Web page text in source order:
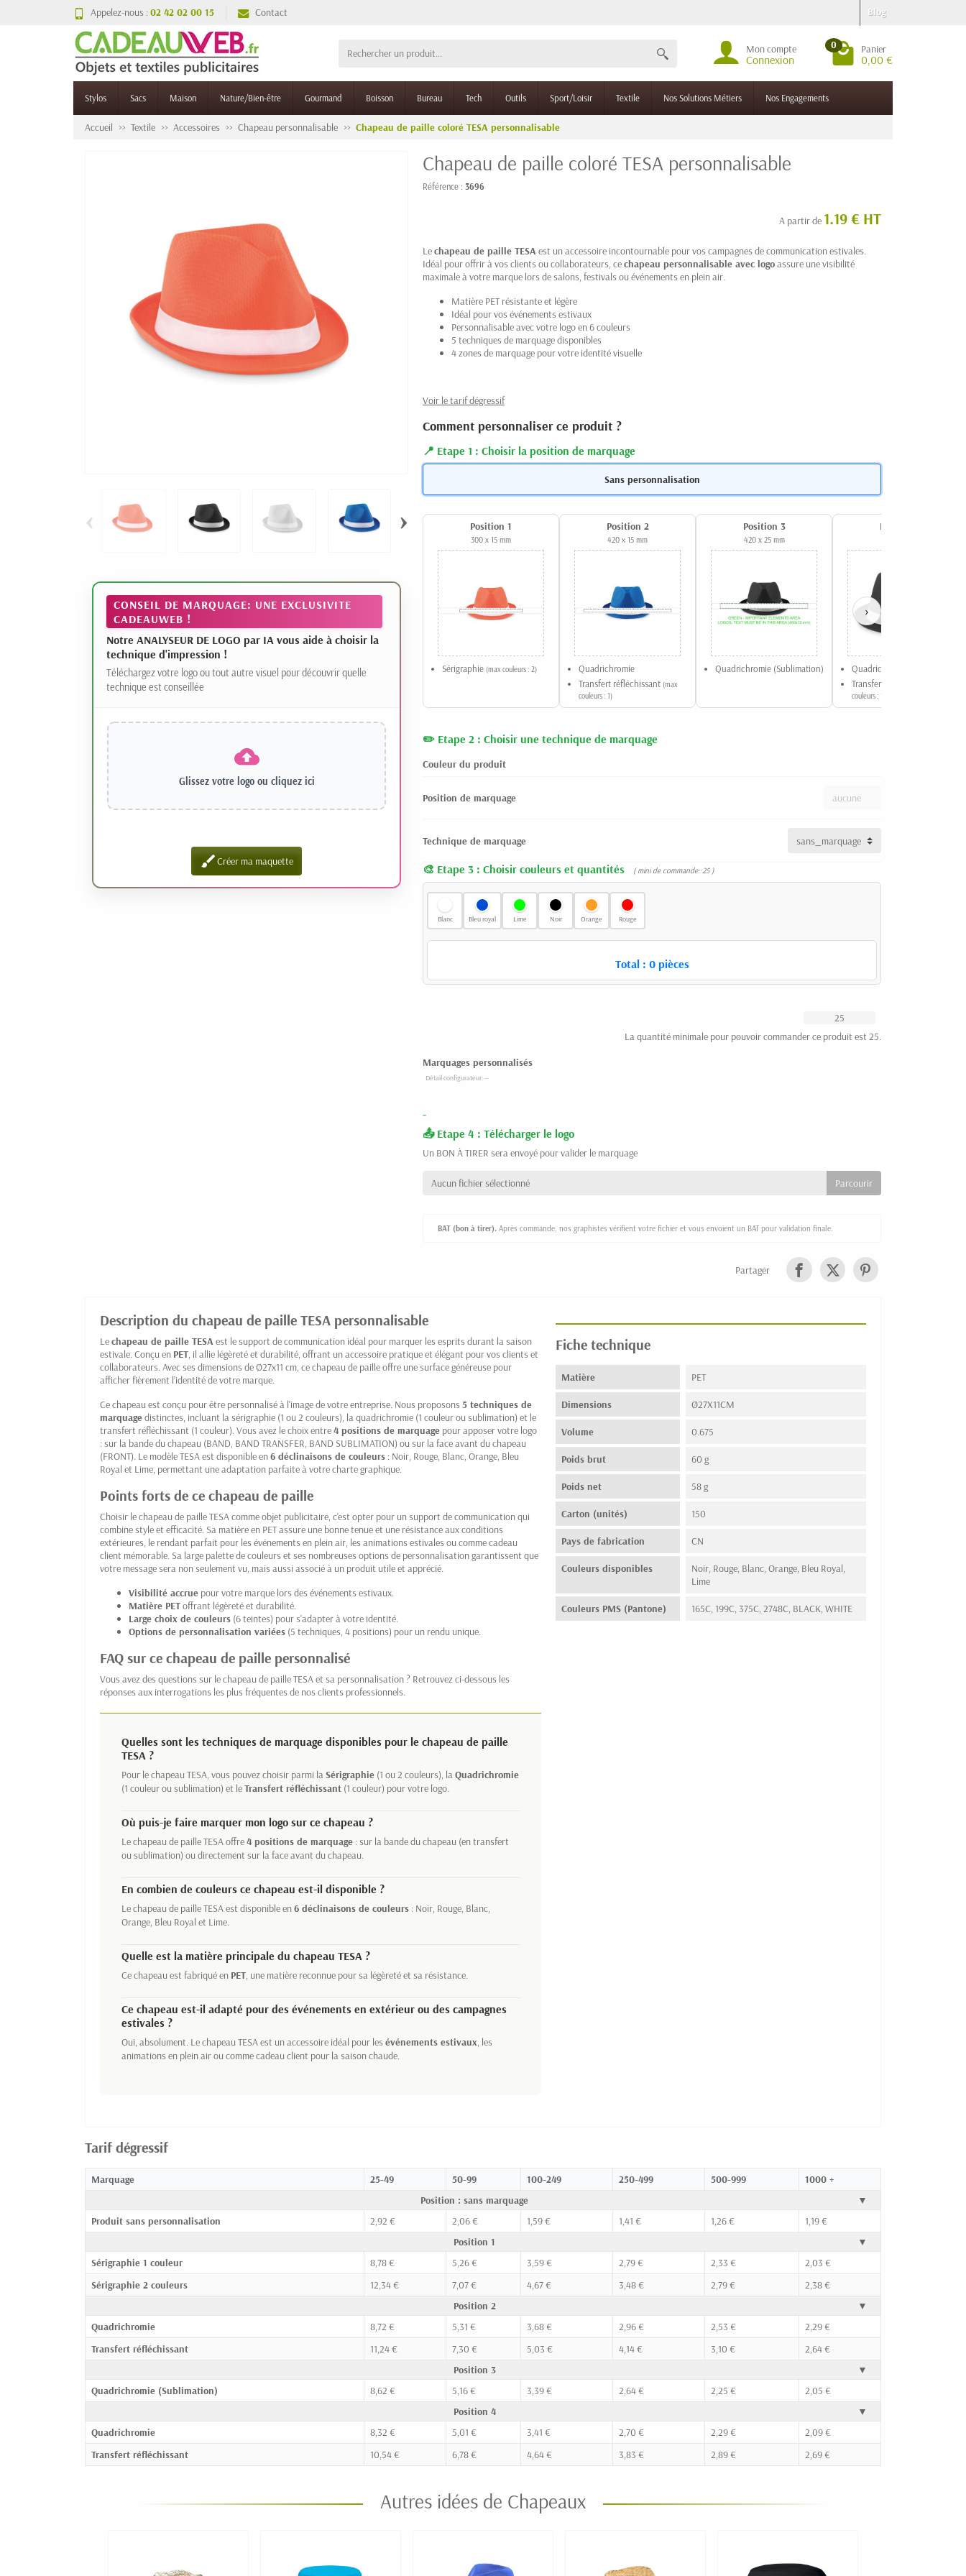
Appelez-nous :02 42 02 00 15 Contact Blog
Mon compte
Connexion
0 Panier
0,00 €
Stylos Sacs Maison Nature/Bien-être Gourmand Boisson Bureau Tech Outils Sport/Loisir Textile Nos Solutions Métiers Nos Engagements
Accueil Textile Accessoires Chapeau personnalisable Chapeau de paille coloré TESA personnalisable
‹ ›
CONSEIL DE MARQUAGE: UNE EXCLUSIVITE
CADEAUWEB !
Notre ANALYSEUR DE LOGO par IA vous aide à choisir la
technique d'impression !
Téléchargez votre logo ou tout autre visuel pour découvrir quelle
technique est conseillée
Glissez votre logo ou cliquez ici
brushCréer ma maquette
Chapeau de paille coloré TESA personnalisable
Référence : 3696
A partir de 1.19 € HT
Lechapeau de paille TESA est un accessoire incontournable pour vos campagnes de communication estivales.
Idéal pour offrir à vos clients ou collaborateurs, cechapeau personnalisable avec logoassure une visibilité
maximale à votre marque lors de salons, festivals ou événements en plein air.
Matière PET résistante et légère
Idéal pour vos événements estivaux
Personnalisable avec votre logo en 6 couleurs
5 techniques de marquage disponibles
4 zones de marquage pour votre identité visuelle
Voir le tarif dégressif
Comment personnaliser ce produit ?
Etape 1 : Choisir la position de marquage
Sans personnalisation
Position 1
300 x 15 mm
Sérigraphie (max couleurs : 2)
Position 2
420 x 15 mm
Quadrichromie
Transfert réfléchissant (max
couleurs : 1)
Position 3
420 x 25 mm
Quadrichromie (Sublimation)
Position 4
Quadrichromie
Transfert réfléchissant
couleurs : 1)
›
Etape 2 : Choisir une technique de marquage
Couleur du produit
Position de marquage
Technique de marquage
Etape 3 : Choisir couleurs et quantités ( mini de commande: 25 )
Blanc Bleu royal Lime Noir Orange Rouge
Total : 0pièces
La quantité minimale pour pouvoir commander ce produit est 25.
Marquages personnalisés
-
Etape 4 : Télécharger le logo
Un BON À TIRER sera envoyé pour valider le marquage
Aucun fichier sélectionné
BAT (bon à tirer). Après commande, nos graphistes vérifient votre fichier et vous envoient un BAT pour validation finale.
Partager
Description du chapeau de paille TESA personnalisable
Lechapeau de paille TESA est le support de communication idéal pour marquer les esprits durant la saison
estivale. Conçu en PET, il allie légèreté et durabilité, offrant un accessoire pratique et élégant pour vos clients et
collaborateurs. Avec ses dimensions de Ø27x11 cm, ce chapeau de paille offre une surface généreuse pour
afficher fièrement l'identité de votre marque.
Ce chapeau est conçu pour être personnalisé à l'image de votre entreprise. Nous proposons5 techniques de
marquagedistinctes, incluant la sérigraphie (1 ou 2 couleurs), la quadrichromie (1 couleur ou sublimation) et le
transfert réfléchissant (1 couleur). Vous avez le choix entre4 positions de marquage pour apposer votre logo
: sur la bande du chapeau (BAND, BAND TRANSFER, BAND SUBLIMATION) ou sur la face avant du chapeau
(FRONT). Le modèle TESA est disponible en6 déclinaisons de couleurs : Noir, Rouge, Blanc, Orange, Bleu
Royal et Lime, permettant une adaptation parfaite à votre charte graphique.
Points forts de ce chapeau de paille
Choisir le chapeau de paille TESA comme objet publicitaire, c'est opter pour un support de communication qui
combine style et efficacité. Sa matière en PET assure une bonne tenue et une résistance aux conditions
extérieures, le rendant parfait pour les événements en plein air, les animations estivales ou comme cadeau
client mémorable. Sa large palette de couleurs et ses nombreuses options de personnalisation garantissent que
votre message sera non seulement vu, mais aussi associé à un produit utile et apprécié.
Visibilité accrue pour votre marque lors des événements estivaux.
Matière PEToffrant légèreté et durabilité.
Large choix de couleurs (6 teintes) pour s'adapter à votre identité.
Options de personnalisation variées (5 techniques, 4 positions) pour un rendu unique.
FAQ sur ce chapeau de paille personnalisé
Vous avez des questions sur le chapeau de paille TESA et sa personnalisation ? Retrouvez ci-dessous les
réponses aux interrogations les plus fréquentes de nos clients professionnels.
Quelles sont les techniques de marquage disponibles pour le chapeau de paille
TESA ?
Pour le chapeau TESA, vous pouvez choisir parmi laSérigraphie (1 ou 2 couleurs), laQuadrichromie
(1 couleur ou sublimation) et leTransfert réfléchissant (1 couleur) pour votre logo.
Où puis-je faire marquer mon logo sur ce chapeau ?
Le chapeau de paille TESA offre4 positions de marquage : sur la bande du chapeau (en transfert
ou sublimation) ou directement sur la face avant du chapeau.
En combien de couleurs ce chapeau est-il disponible ?
Le chapeau de paille TESA est disponible en6 déclinaisons de couleurs : Noir, Rouge, Blanc,
Orange, Bleu Royal et Lime.
Quelle est la matière principale du chapeau TESA ?
Ce chapeau est fabriqué en PET, une matière reconnue pour sa légèreté et sa résistance.
Ce chapeau est-il adapté pour des événements en extérieur ou des campagnes
estivales ?
Oui, absolument. Le chapeau TESA est un accessoire idéal pour lesévénements estivaux, les
animations en plein air ou comme cadeau client pour la saison chaude.
Fiche technique
Matière PET
Dimensions Ø27X11CM
Volume 0.675
Poids brut 60 g
Poids net 58 g
Carton (unités) 150
Pays de fabrication CN
Couleurs disponibles
Noir, Rouge, Blanc, Orange, Bleu Royal,
Lime
Couleurs PMS (Pantone) 165C, 199C, 375C, 2748C, BLACK, WHITE
Tarif dégressif
Marquage 25-49 50-99 100-249 250-499 500-999
1000 +
Position : sans marquage
▼
Produit sans personnalisation
2,92 € 2,06 € 1,59 € 1,41 € 1,26 €
1,19 €
Position 1
▼
Sérigraphie 1 couleur
8,78 € 5,26 € 3,59 € 2,79 € 2,33 €
2,03 €
Sérigraphie 2 couleurs
12,34 € 7,07 € 4,67 € 3,48 € 2,79 €
2,38 €
Position 2
▼
Quadrichromie
8,72 € 5,31 € 3,68 € 2,96 € 2,53 €
2,29 €
Transfert réfléchissant
11,24 € 7,30 € 5,03 € 4,14 € 3,10 €
2,64 €
Position 3
▼
Quadrichromie (Sublimation)
8,62 € 5,16 € 3,39 € 2,64 € 2,25 €
2,05 €
Position 4
▼
Quadrichromie
8,32 € 5,01 € 3,41 € 2,70 € 2,29 €
2,09 €
Transfert réfléchissant
10,54 € 6,78 € 4,64 € 3,83 € 2,89 € 2,69 €
Autres idées de Chapeaux